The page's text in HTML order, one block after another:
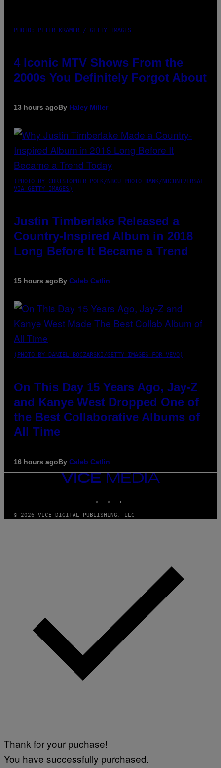
PHOTO: PETER KRAMER / GETTY IMAGES
4 Iconic MTV Shows From the
2000s You Definitely Forgot About
13 hours agoBy Haley Miller
(PHOTO BY CHRISTOPHER POLK/NBCU PHOTO BANK/NBCUNIVERSAL
VIA GETTY IMAGES)
Justin Timberlake Released a
Country-Inspired Album in 2018
Long Before It Became a Trend
15 hours agoBy Caleb Catlin
(PHOTO BY DANIEL BOCZARSKI/GETTY IMAGES FOR VEVO)
On This Day 15 Years Ago, Jay-Z
and Kanye West Dropped One of
the Best Collaborative Albums of
All Time
16 hours agoBy Caleb Catlin
VICE
© 2026 VICE DIGITAL PUBLISHING, LLC
Thank for your puchase!
You have successfully purchased.